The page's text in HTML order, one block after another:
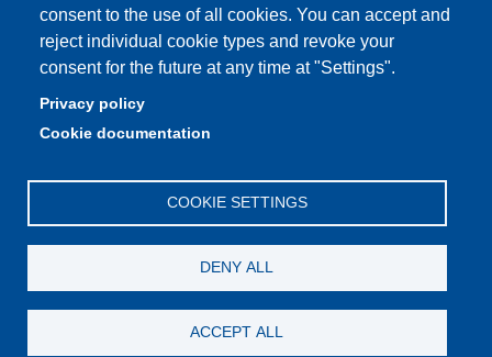
consent to the use of all cookies. You can accept and
reject individual cookie types and revoke your
consent for the future at any time at "Settings".
Privacy policy
Cookie documentation
COOKIE SETTINGS
DENY ALL
ACCEPT ALL
Dipartimento di Educazione e Scienze Umane
Sede: Viale Timavo 93 - 42121 Reggio nell'Emilia
Area Didattica: didattica.desu@unimore.it
Segreteria: segreteria.educazione@unimore.it
Telefono: 0522/523611 (portineria)